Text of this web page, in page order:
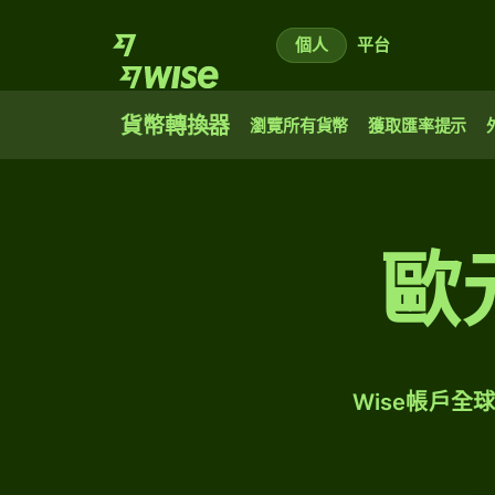
個人 平台
貨幣轉換器 瀏覽所有貨幣 獲取匯率提示
歐
Wise帳戶全